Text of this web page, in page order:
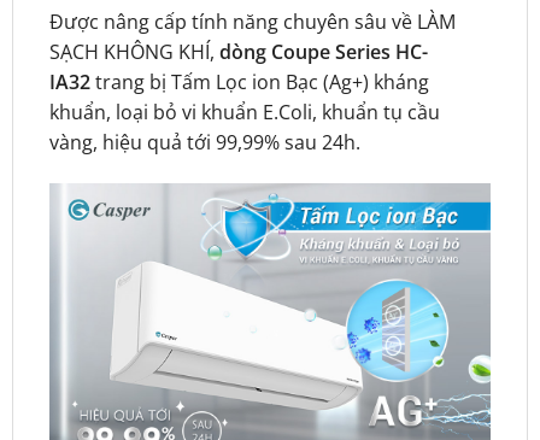
Được nâng cấp tính năng chuyên sâu về LÀM
SẠCH KHÔNG KHÍ, dòng Coupe Series HC-
IA32trang bị Tấm Lọc ion Bạc (Ag+) kháng
khuẩn, loại bỏ vi khuẩn E.Coli, khuẩn tụ cầu
vàng, hiệu quả tới 99,99% sau 24h.